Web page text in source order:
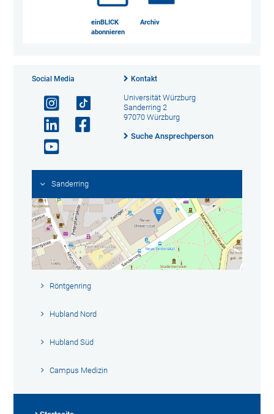
einBLICK
abonnieren
Archiv
Social Media Kontakt
Universität Würzburg
Sanderring 2
97070 Würzburg
Suche Ansprechperson
Sanderring
Röntgenring
Hubland Nord
Hubland Süd
Campus Medizin